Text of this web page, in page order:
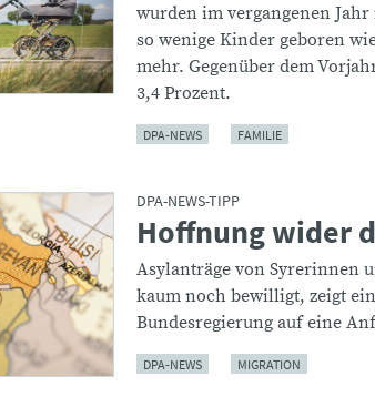
wurden im vergangenen Jahr
so wenige Kinder geboren
mehr. Gegenüber dem
3,4 Prozent.
DPA-NEWS FAMILIE
DPA-NEWS-TIPP
:Hoffnung wider
Asylanträge von Syrerinnen
kaum noch bewilligt, zeigt
Bundesregierung auf eine
DPA-NEWS MIGRATION